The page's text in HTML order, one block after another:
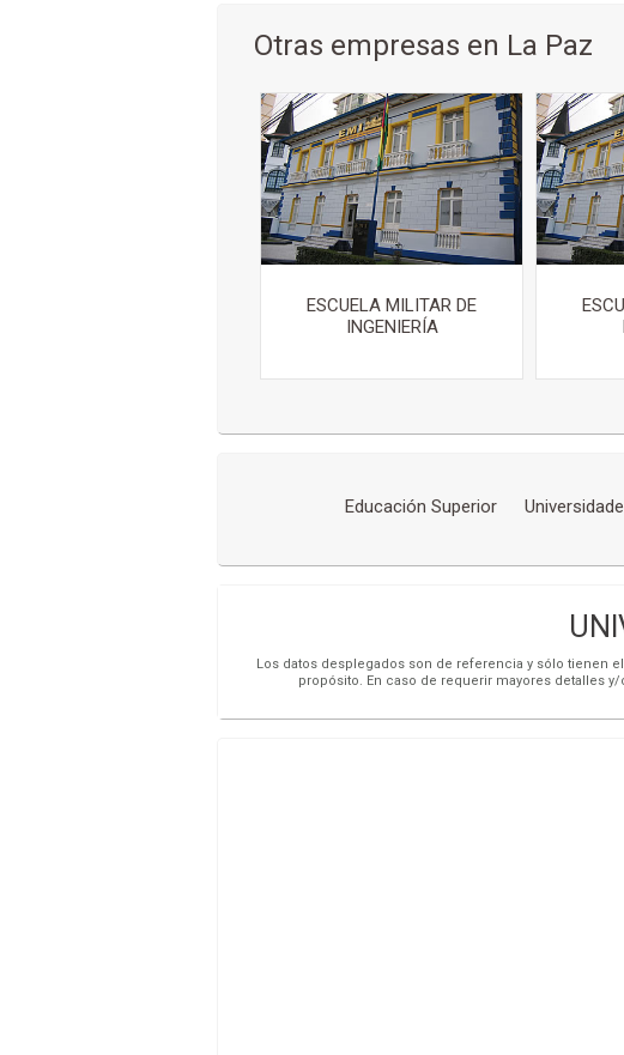
Otras empresas en La Paz
ESCUELA MILITAR DE
INGENIERÍA
Educación Superior
Los datos desplegados son de referencia y sólo tienen
propósito. En caso de requerir mayores detalles